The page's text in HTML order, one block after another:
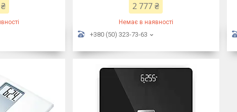
2 777 ₴
Немає в наявності
+380 (50) 323-73-63